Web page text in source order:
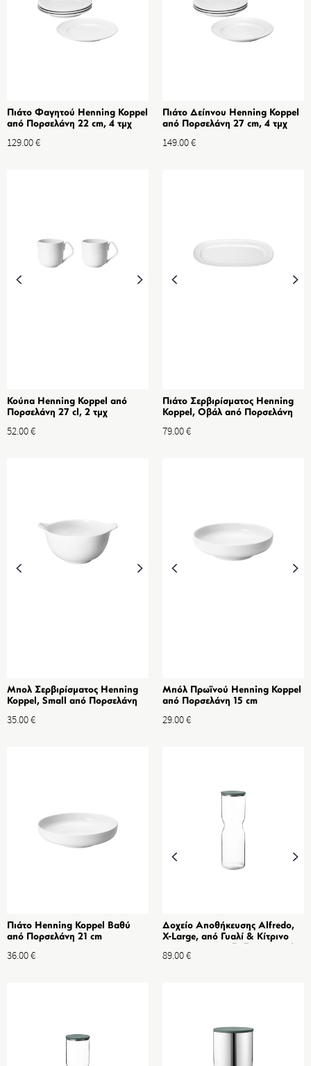
Πιάτο Φαγητού Henning Koppel
από Πορσελάνη 22 cm, 4 τμχ
129.00€
Πιάτο Δείπνου Henning Koppel
από Πορσελάνη 27 cm, 4 τμχ
149.00€
Κούπα Henning Koppel από
Πορσελάνη 27 cl, 2 τμχ
52.00€
Πιάτο Σερβιρίσματος Henning
Koppel, Οβάλ από Πορσελάνη
79.00€
Μπολ Σερβιρίσματος Henning
Koppel, Small από Πορσελάνη
35.00€
Μπόλ Πρωϊνού Henning Koppel
από Πορσελάνη 15 cm
29.00€
Πιάτο Henning Koppel Βαθύ
από Πορσελάνη 21 cm
36.00€
Δοχείο Αποθήκευσης Alfredo,
X-Large, από Γυαλί & Κίτρινο
2L
89.00€